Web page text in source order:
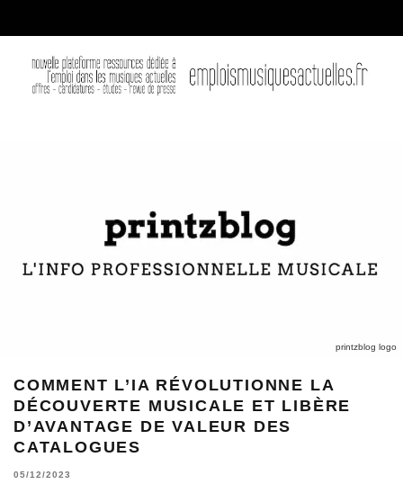
printzblog logo
COMMENT L’IA RÉVOLUTIONNE LA
DÉCOUVERTE MUSICALE ET LIBÈRE
D’AVANTAGE DE VALEUR DES
CATALOGUES
05/12/2023